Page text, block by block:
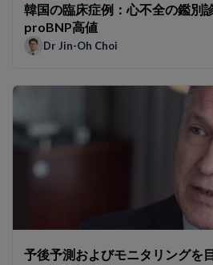
韓国の臨床症例：心不全の鑑別
proBNP高値
Dr Jin-Oh Choi
予後予測およびモニタリングを